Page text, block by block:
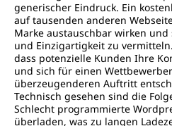
generischer Eindruck. Ein
auf tausenden anderen
Marke austauschbar wirken
und Einzigartigkeit zu
dass potenzielle Kunden Ihre
und sich für einen
überzeugenderen Auftritt
Technisch gesehen sind die
Schlecht programmierte
überladen, was zu langen